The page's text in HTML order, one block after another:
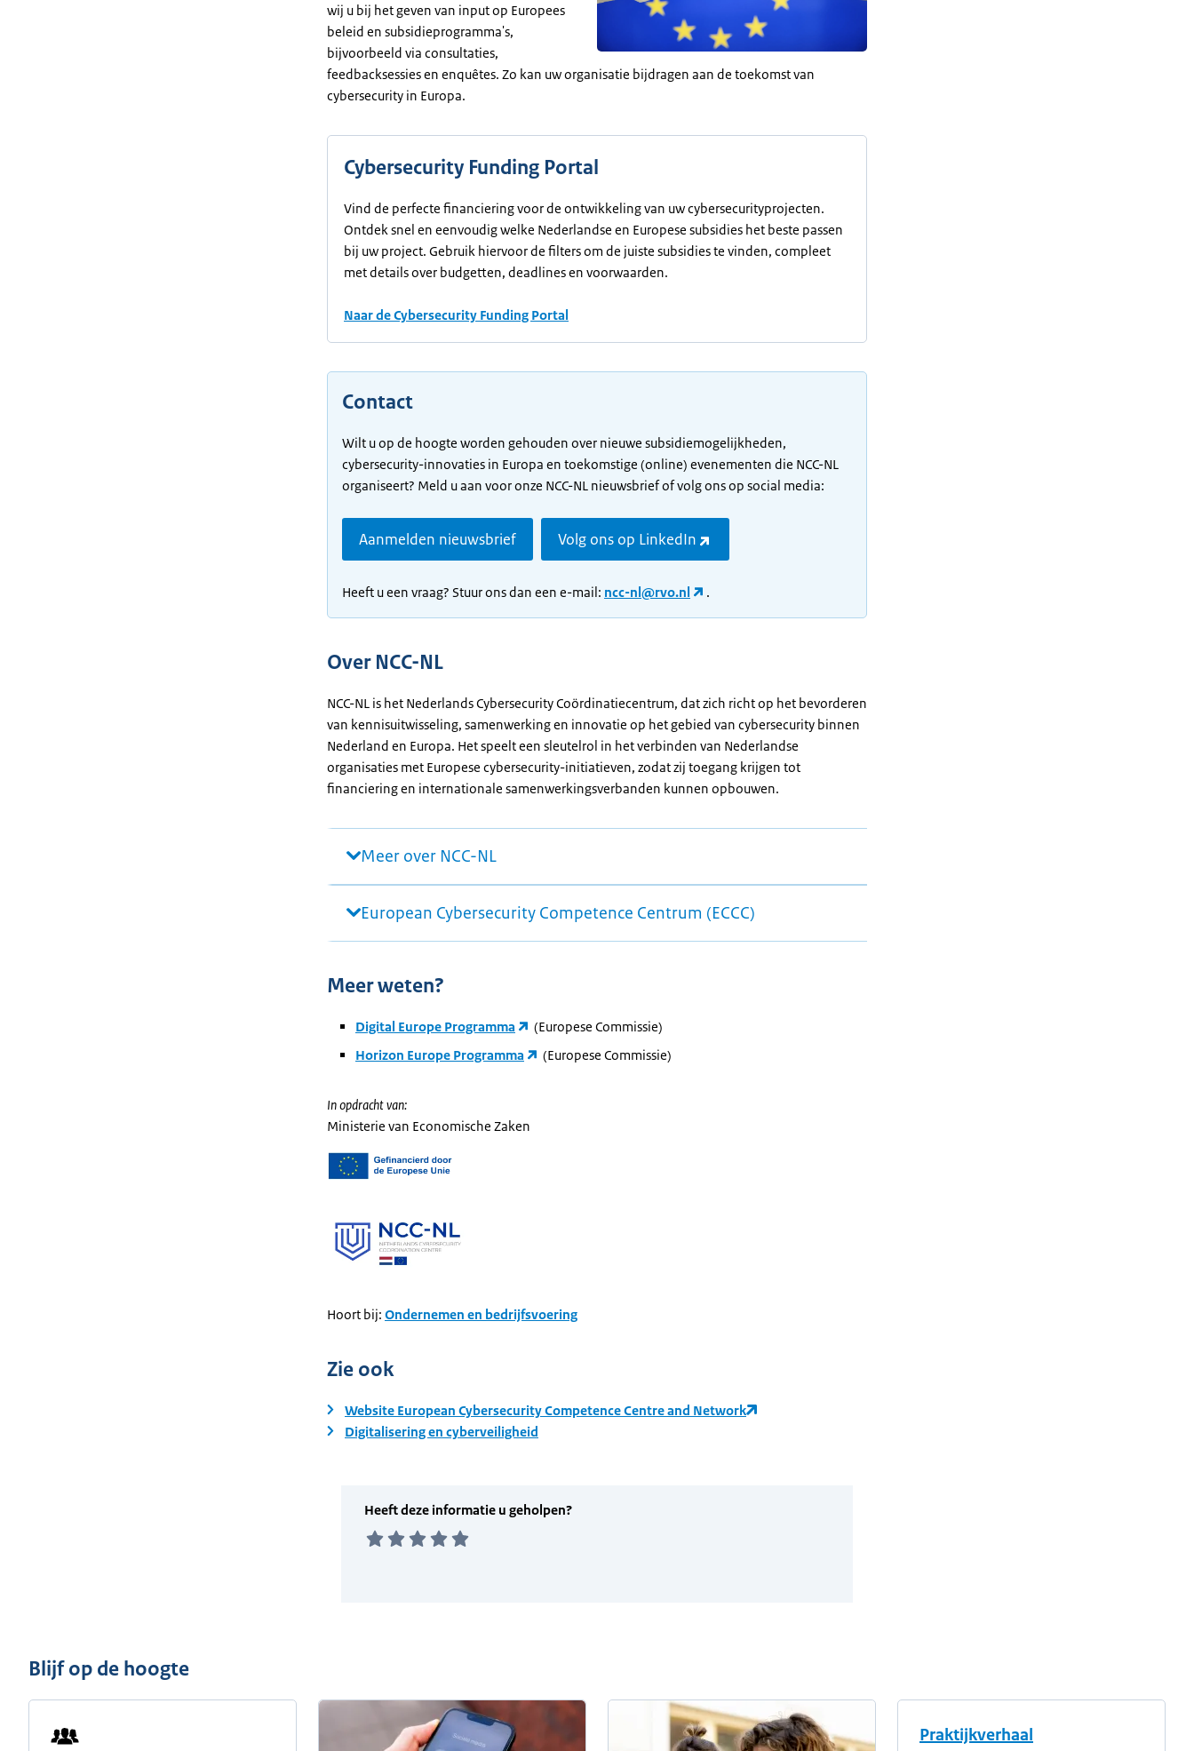
wij u bij het geven van input op Europees
beleid en subsidieprogramma's,
bijvoorbeeld via consultaties,
feedbacksessies en enquêtes. Zo kan uw organisatie bijdragen aan de toekomst van
cybersecurity in Europa.
Cybersecurity Funding Portal
Vind de perfecte financiering voor de ontwikkeling van uw cybersecurityprojecten.
Ontdek snel en eenvoudig welke Nederlandse en Europese subsidies het beste passen
bij uw project. Gebruik hiervoor de filters om de juiste subsidies te vinden, compleet
met details over budgetten, deadlines en voorwaarden.
Naar de Cybersecurity Funding Portal
Contact
Wilt u op de hoogte worden gehouden over nieuwe subsidiemogelijkheden,
cybersecurity-innovaties in Europa en toekomstige (online) evenementen die NCC-NL
organiseert? Meld u aan voor onze NCC-NL nieuwsbrief of volg ons op social media:
Aanmelden nieuwsbrief Volg ons op LinkedIn
Heeft u een vraag? Stuur ons dan een e-mail: ncc-nl@rvo.nl .
Over NCC-NL
NCC-NL is het Nederlands Cybersecurity Coördinatiecentrum, dat zich richt op het bevorderen
van kennisuitwisseling, samenwerking en innovatie op het gebied van cybersecurity binnen
Nederland en Europa. Het speelt een sleutelrol in het verbinden van Nederlandse
organisaties met Europese cybersecurity-initiatieven, zodat zij toegang krijgen tot
financiering en internationale samenwerkingsverbanden kunnen opbouwen.
Meer over NCC-NL
European Cybersecurity Competence Centrum (ECCC)
Meer weten?
Digital Europe Programma
(Europese Commissie)
Horizon Europe Programma
(Europese Commissie)
In opdracht van:
Ministerie van Economische Zaken
Hoort bij: Ondernemen en bedrijfsvoering
Zie ook
Website European Cybersecurity Competence Centre and Network
Digitalisering en cyberveiligheid
Blijf op de hoogte
Praktijkverhaal